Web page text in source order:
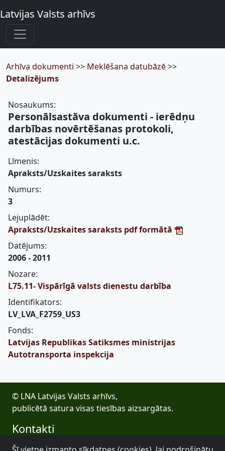
Latvijas Valsts arhīvs
Arhīva dokumenti >> Meklēšana datubāzē>>
Detalizējums
Nosaukums:
Personālsastāva dokumenti - ierēdņu
darbības novērtēšanas protokoli,
atestācijas dokumenti u.c.
Līmenis:
Apraksts/Uzskaites saraksts
Numurs:
3
Lejuplādēt:
Apraksts/Uzskaites saraksts pdf formātā
Datējums:
2006 - 2011
Nozare:
L75.11- Vispārīgā valsts dienestu darbība
Identifikators:
LV_LVA_F2759_US3
Fonds:
Latvijas Republikas Satiksmes ministrijas
Autotransporta inspekcija
© LNA Latvijas Valsts arhīvs,
publicētā satura visas tiesības aizsargātas.
Kontakti
E-pasts: lva@arhivi.gov.lv